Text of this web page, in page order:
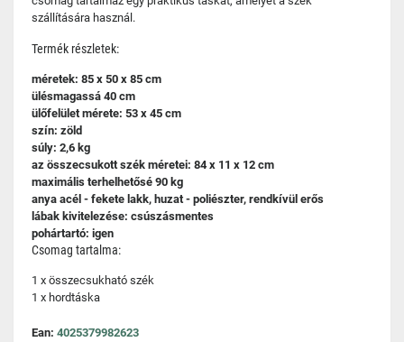
szállítására használ.
Termék részletek:
méretek: 85 x 50 x 85 cm
ülésmagassá 40 cm
ülőfelület mérete: 53 x 45 cm
szín: zöld
súly: 2,6 kg
az összecsukott szék méretei: 84 x 11 x 12 cm
maximális terhelhetősé 90 kg
anya acél - fekete lakk, huzat - poliészter, rendkívül erős
lábak kivitelezése: csúszásmentes
pohártartó: igen
Csomag tartalma:
1 x összecsukható szék
1 x hordtáska
Ean: 4025379982623